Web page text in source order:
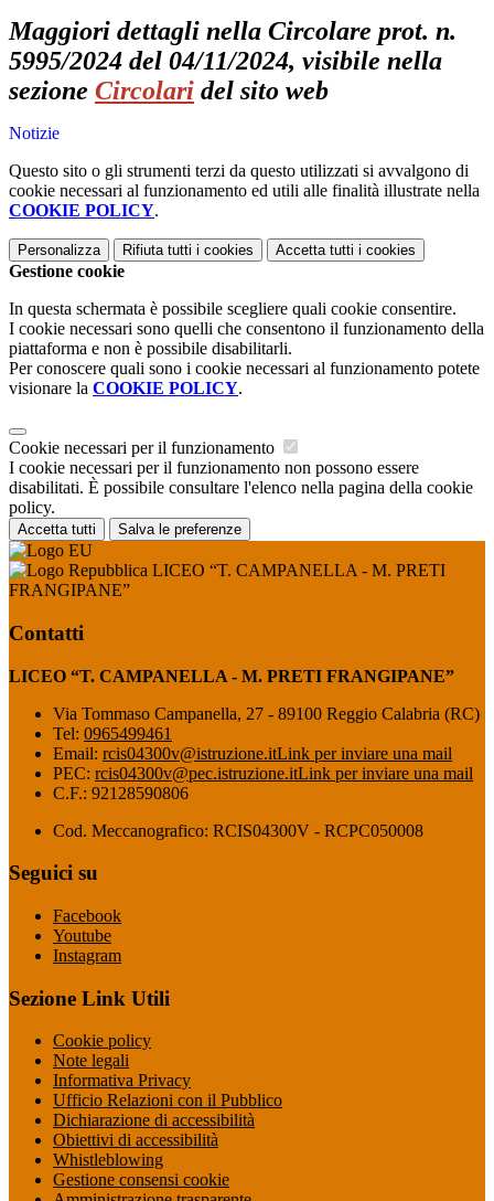
Maggiori dettagli nella Circolare prot. n.
5995/2024 del 04/11/2024, visibile nella
sezione Circolari del sito web
Notizie
Questo sito o gli strumenti terzi da questo utilizzati si avvalgono di
cookie necessari al funzionamento ed utili alle finalità illustrate nella
COOKIE POLICY.
Personalizza Rifiuta tutti i cookies Accetta tutti i cookies
Gestione cookie
In questa schermata è possibile scegliere quali cookie consentire.
I cookie necessari sono quelli che consentono il funzionamento della
piattaforma e non è possibile disabilitarli.
Per conoscere quali sono i cookie necessari al funzionamento potete
visionare la COOKIE POLICY.
Cookie necessari per il funzionamento
I cookie necessari per il funzionamento non possono essere
disabilitati. È possibile consultare l'elenco nella pagina della cookie
policy.
Accetta tutti Salva le preferenze
LICEO “T. CAMPANELLA - M. PRETI
FRANGIPANE”
Contatti
LICEO “T. CAMPANELLA - M. PRETI FRANGIPANE”
Via Tommaso Campanella, 27 - 89100 Reggio Calabria (RC)
Tel: 0965499461
Email: rcis04300v@istruzione.itLink per inviare una mail
PEC: rcis04300v@pec.istruzione.itLink per inviare una mail
C.F.: 92128590806
Cod. Meccanografico: RCIS04300V - RCPC050008
Seguici su
Facebook
Youtube
Instagram
Sezione Link Utili
Cookie policy
Note legali
Informativa Privacy
Ufficio Relazioni con il Pubblico
Dichiarazione di accessibilità
Obiettivi di accessibilità
Whistleblowing
Gestione consensi cookie